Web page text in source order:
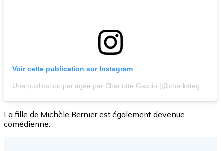
Voir cette publication sur Instagram
La fille de Michèle Bernier est également devenue
comédienne.